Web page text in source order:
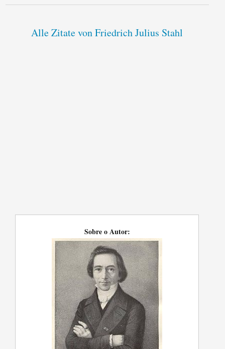
Alle Zitate von Friedrich Julius Stahl
Sobre o Autor: